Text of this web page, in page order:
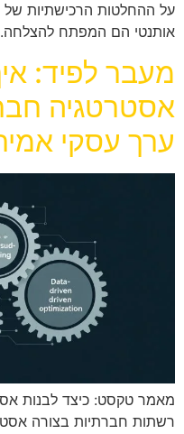
על ההחלטות הרכישתיות של
אותנטי הם המפתח להצלחה.
מעבר לפיד:
אסטרטגיה
ערך עסקי
מאמר טקסט: כיצד לבנות
רשתות חברתיות בצורה